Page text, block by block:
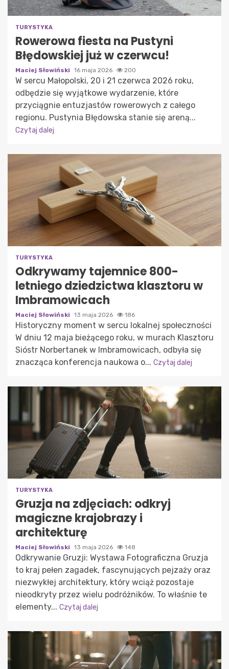
TURYSTYKA
Rowerowa fiesta na Pustyni
Błędowskiej już w czerwcu!
Maciej Słowiński 16 maja 2026 200
W sercu Małopolski, 20 i 21 czerwca 2026 roku,
odbędzie się wyjątkowe wydarzenie, które
przyciągnie entuzjastów rowerowych z całego
regionu. Pustynia Błędowska stanie się areną...
Czytaj dalej
TURYSTYKA
Odkrywamy tajemnice 800-
letniego dziedzictwa klasztoru w
Imbramowicach
Maciej Słowiński 13 maja 2026 186
Historyczny moment w sercu lokalnej społeczności
W dniu 12 maja bieżącego roku, w murach Klasztoru
Sióstr Norbertanek w Imbramowicach, odbyła się
znacząca konferencja naukowa o... Czytaj dalej
TURYSTYKA
Gruzja na zdjęciach: odkryj
magiczne krajobrazy i
architekturę
Maciej Słowiński 13 maja 2026 148
Odkrywanie Gruzji: Wystawa Fotograficzna Gruzja
to kraj pełen zagadek, fascynujących pejzaży oraz
niezwykłej architektury, który wciąż pozostaje
nieodkryty przez wielu podróżników. To właśnie te
elementy... Czytaj dalej